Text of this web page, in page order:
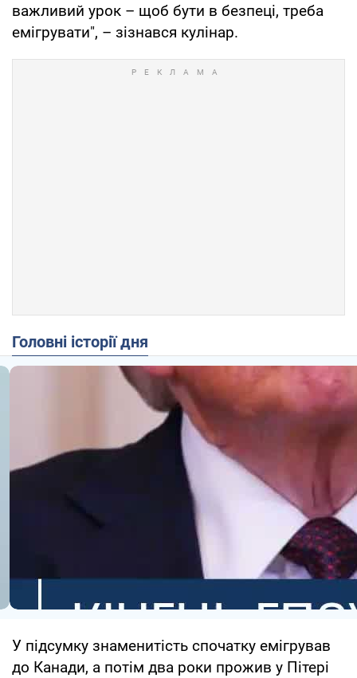
важливий урок – щоб бути в безпеці, треба
емігрувати", – зізнався кулінар.
Головні історії дня
У підсумку знаменитість спочатку емігрував
до Канади, а потім два роки прожив у Пітері